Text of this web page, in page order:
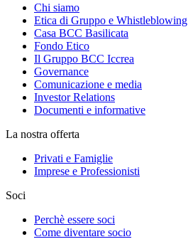
Chi siamo
Etica di Gruppo e Whistleblowing
Casa BCC Basilicata
Fondo Etico
Il Gruppo BCC Iccrea
Governance
Comunicazione e media
Investor Relations
Documenti e informative
La nostra offerta
Privati e Famiglie
Imprese e Professionisti
Soci
Perchè essere soci
Come diventare socio